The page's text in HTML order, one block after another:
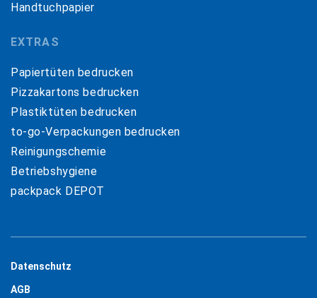
Handtuchpapier
EXTRAS
Papiertüten bedrucken
Pizzakartons bedrucken
Plastiktüten bedrucken
to-go-Verpackungen bedrucken
Reinigungschemie
Betriebshygiene
packpack DEPOT
Datenschutz
AGB